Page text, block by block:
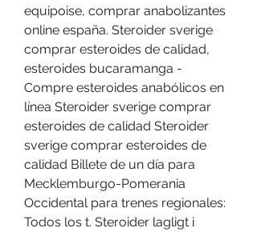
equipoise, comprar anabolizantes
online españa. Steroider sverige
comprar esteroides de calidad,
esteroides bucaramanga -
Compre esteroides anabólicos en
línea Steroider sverige comprar
esteroides de calidad Steroider
sverige comprar esteroides de
calidad Billete de un día para
Mecklemburgo-Pomerania
Occidental para trenes regionales:
Todos los t. Steroider lagligt i